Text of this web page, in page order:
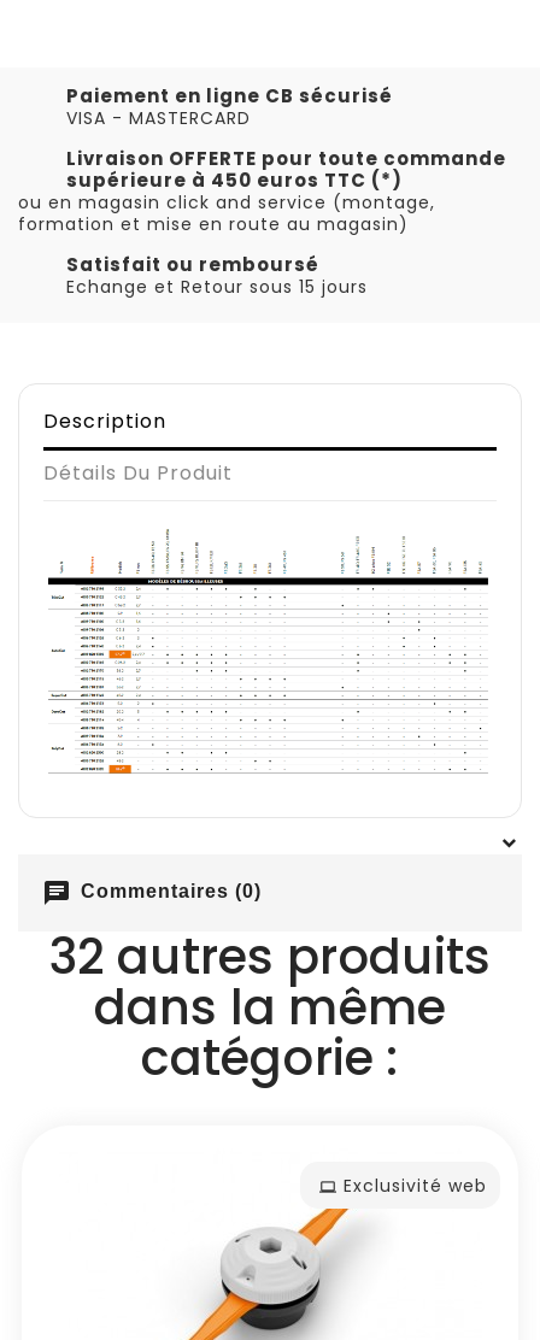
Paiement en ligne CB sécurisé
VISA - MASTERCARD
Livraison OFFERTE pour toute commande
supérieure à 450 euros TTC (*)
ou en magasin click and service (montage,
formation et mise en route au magasin)
Satisfait ou remboursé
Echange et Retour sous 15 jours
Description
Détails Du Produit
chat Commentaires (0)
32 autres produits
dans la même
catégorie :
Exclusivité web